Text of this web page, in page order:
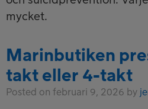
mycket.
Marinbutiken
takt eller 4-takt
Posted on februari 9, 2026 by